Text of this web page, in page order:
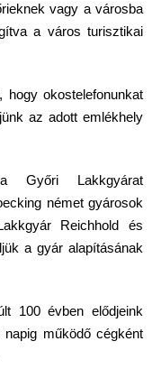
vagy a városba
a város turisztikai
okostelefonunkat
az adott emlékhely
Győri Lakkgyárat
német gyárosok
Reichhold és
a gyár alapításának
100 évben elődjeink
működő cégként